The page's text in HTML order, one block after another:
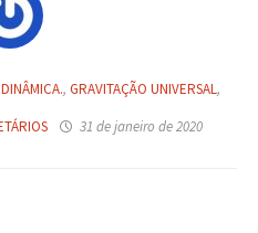
DINÂMICA.,GRAVITAÇÃO UNIVERSAL,
31 de janeiro de 2020